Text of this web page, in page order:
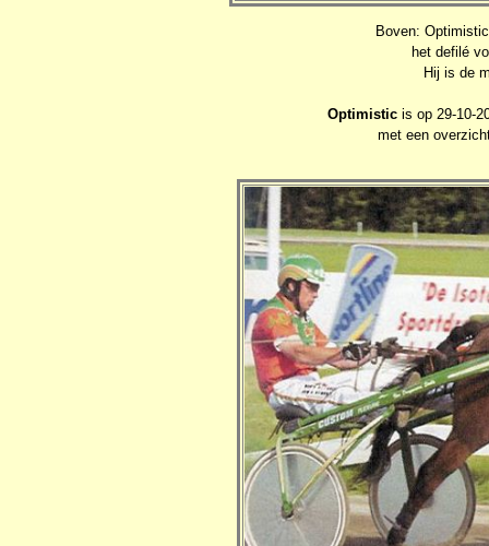
Boven:
het defilé
Hij is de
Optimistic is op 29-10-
met een